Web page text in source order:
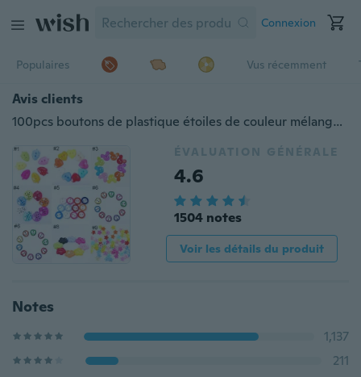
Connexion
Populaires Vus récemment
Avis clients
100pcs boutons de plastique étoiles de couleur mélangés pentagramme couture bricolage artisanat
ÉVALUATION GÉNÉRALE
4.6
1504 notes
Voir les détails du produit
Notes
1,137
211